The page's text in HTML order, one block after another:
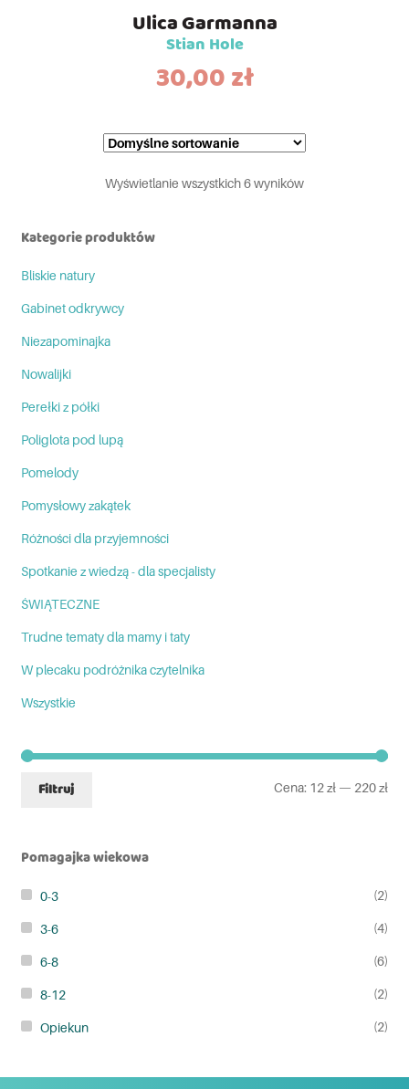
Ulica Garmanna
Stian Hole
30,00zł
Wyświetlanie wszystkich 6 wyników
Kategorie produktów
Bliskie natury
Gabinet odkrywcy
Niezapominajka
Nowalijki
Perełki z półki
Poliglota pod lupą
Pomelody
Pomysłowy zakątek
Różności dla przyjemności
Spotkanie z wiedzą - dla specjalisty
ŚWIĄTECZNE
Trudne tematy dla mamy i taty
W plecaku podróżnika czytelnika
Wszystkie
Filtruj Cena: 12 zł — 220 zł
Pomagajka wiekowa
0-3 (2)
3-6 (4)
6-8 (6)
8-12 (2)
Opiekun (2)